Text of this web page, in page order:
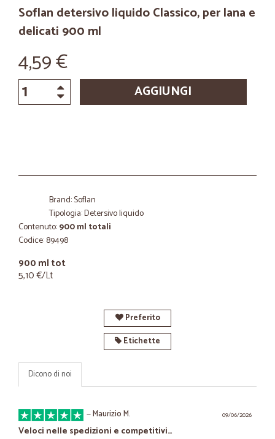
Soflan detersivo liquido Classico, per lana e
delicati 900 ml
4,59 €
AGGIUNGI
Brand: Soflan
Tipologia: Detersivo liquido
Contenuto:900 ml totali
Codice: 89498
900 ml tot
5,10 €/Lt
Preferito
Etichette
Dicono di noi
09/06/2026
—Maurizio M.
Veloci nelle spedizioni e competitivi…